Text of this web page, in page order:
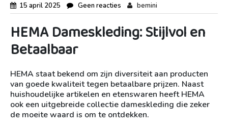
15 april 2025 Geen reacties bemini
HEMA Dameskleding: Stijlvol en
Betaalbaar
HEMA staat bekend om zijn diversiteit aan producten
van goede kwaliteit tegen betaalbare prijzen. Naast
huishoudelijke artikelen en etenswaren heeft HEMA
ook een uitgebreide collectie dameskleding die zeker
de moeite waard is om te ontdekken.